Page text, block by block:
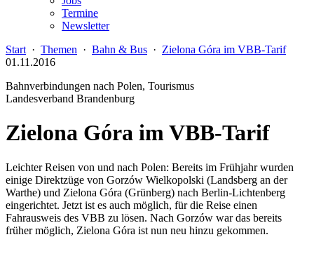
Termine
Newsletter
Start · Themen · Bahn & Bus · Zielona Góra im VBB-Tarif
01.11.2016
Bahnverbindungen nach Polen, Tourismus
Landesverband Brandenburg
Zielona Góra im VBB-Tarif
Leichter Reisen von und nach Polen: Bereits im Frühjahr wurden
einige Direktzüge von Gorzów Wielkopolski (Landsberg an der
Warthe) und Zielona Góra (Grünberg) nach Berlin-Lichtenberg
eingerichtet. Jetzt ist es auch möglich, für die Reise einen
Fahrausweis des VBB zu lösen. Nach Gorzów war das bereits
früher möglich, Zielona Góra ist nun neu hinzu gekommen.